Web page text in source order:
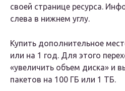
своей странице ресурса.
слева в нижнем углу.
Купить дополнительное
или на 1 год. Для этого
«увеличить объем диска» и
пакетов на 100 ГБ или 1 ТБ.